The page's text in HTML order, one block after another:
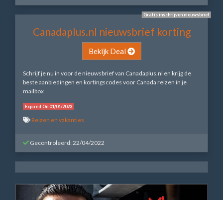
Gratis inschrijven nieuwsbrief
Canadaplus.nl nieuwsbrief korting
Bekijk Deal
Schrijf je nu in voor de nieuwsbrief van Canadaplus.nl en krijg de
beste aanbiedingen en kortingscodes voor Canada reizen in je
mailbox
Expired On 01/01/2023
Reizen en vakanties
Gecontroleerd: 22/04/2022